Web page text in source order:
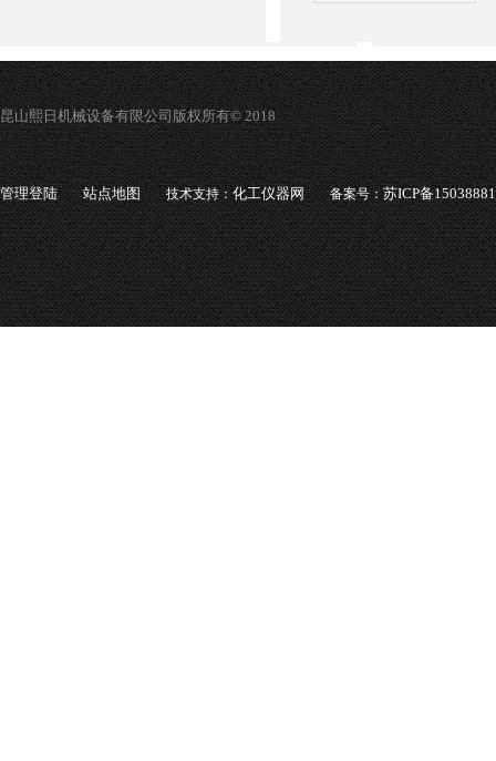
昆山熙日机械设备有限公司版权所有© 2018
管理登陆 站点地图 技术支持：化工仪器网 备案号：苏ICP备